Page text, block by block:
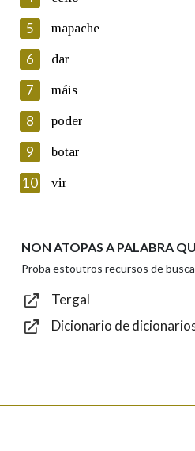
Lin e acepto as condicións
Introduce o código que aparece
Texto de verificación
Enviar
5 mapache
6 dar
7 máis
8 poder
9 botar
10 vir
NON ATOPAS A PALABRA
Proba estoutros recursos de busca
Tergal
Dicionario de